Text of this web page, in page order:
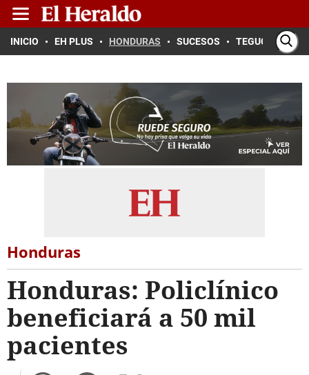
INICIO EH PLUS HONDURAS SUCESOS TEGUCIGALPA
Honduras
Honduras: Policlínico
beneficiará a 50 mil
pacientes